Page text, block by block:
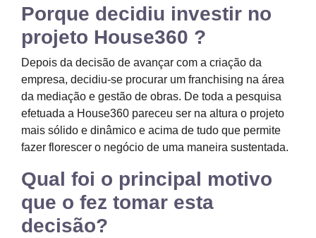
Porque decidiu investir no
projeto House360 ?
Depois da decisão de avançar com a criação da
empresa, decidiu-se procurar um franchising na área
da mediação e gestão de obras. De toda a pesquisa
efetuada a House360 pareceu ser na altura o projeto
mais sólido e dinâmico e acima de tudo que permite
fazer florescer o negócio de uma maneira sustentada.
Qual foi o principal motivo
que o fez tomar esta
decisão?